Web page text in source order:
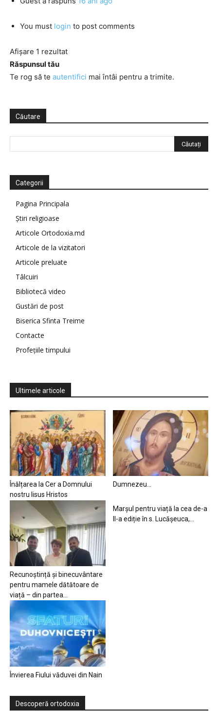
You must login to post comments
Afișare 1 rezultat
Răspunsul tău
Te rog să te autentifici mai întâi pentru a trimite.
Căutare
Categorii
Pagina Principala
Știri religioase
Articole Ortodoxia.md
Articole de la vizitatori
Articole preluate
Tâlcuiri
Bibliotecă video
Gustări de post
Biserica Sfinta Treime
Contacte
Profețiile timpului
Ultimele articole
Înălțarea la Cer a Domnului
nostru Iisus Hristos
Dumnezeu…
Recunoștință și binecuvântare
pentru mamele dătătoare de
viață – din partea...
Marșul pentru viață la cea de-a
II-a ediție în s. Lucășeuca,...
Învierea Fiului văduvei din Nain
Descoperă ortodoxia